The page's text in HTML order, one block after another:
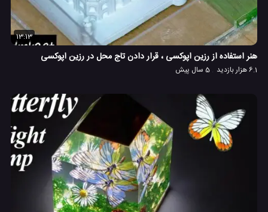
13:13
هنر استفاده از رزین اپوکسی ، قرار دادن تاج محل در رزین اپوکسی
6.1 هزار بازدید 5 سال پیش